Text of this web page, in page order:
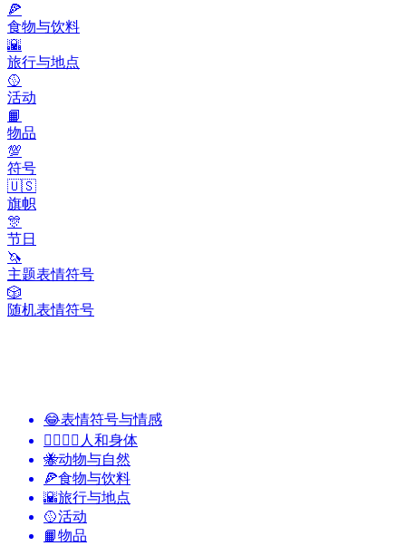
🍕
食物与饮料
🌇
旅行与地点
🥎
活动
📙
物品
💯
符号
🇺🇸
旗帜
🎊
节日
🦄
主题表情符号
🎲
随机表情符号
😂表情符号与情感
👩‍❤️‍💋‍👨 人和身体
🐝动物与自然
🍕食物与饮料
🌇旅行与地点
🥎活动
📙物品